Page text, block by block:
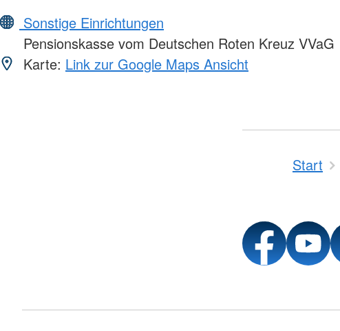
Sonstige Einrichtungen
Pensionskasse vom Deutschen Roten Kreuz VVaG
Karte: Link zur Google Maps Ansicht
Start